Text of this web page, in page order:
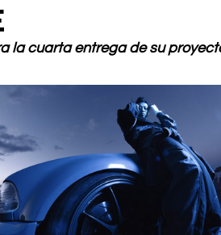
la cuarta entrega de su